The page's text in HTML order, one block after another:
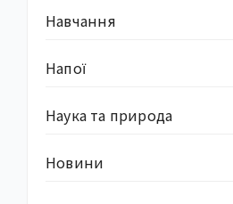
Навчання
Напої
Наука та природа
Новини